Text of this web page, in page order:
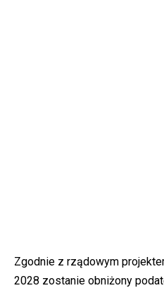
Zgodnie z rządowym
2028 zostanie obniżony